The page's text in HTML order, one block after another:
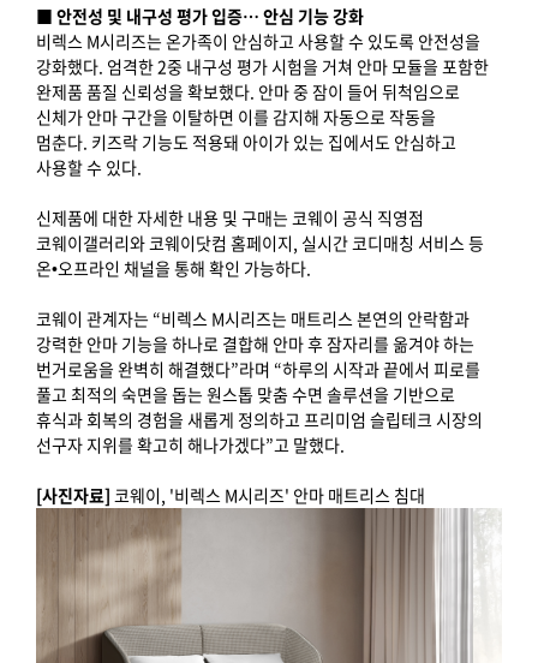
■ 안전성 및 내구성 평가 입증… 안심 기능 강화
비렉스 M시리즈는 온가족이 안심하고 사용할 수 있도록 안전성을
강화했다. 엄격한 2중 내구성 평가 시험을 거쳐 안마 모듈을 포함한
완제품 품질 신뢰성을 확보했다. 안마 중 잠이 들어 뒤척임으로
신체가 안마 구간을 이탈하면 이를 감지해 자동으로 작동을
멈춘다. 키즈락 기능도 적용돼 아이가 있는 집에서도 안심하고
사용할 수 있다.
신제품에 대한 자세한 내용 및 구매는 코웨이 공식 직영점
코웨이갤러리와 코웨이닷컴 홈페이지, 실시간 코디매칭 서비스 등
온•오프라인 채널을 통해 확인 가능하다.
코웨이 관계자는 “비렉스 M시리즈는 매트리스 본연의 안락함과
강력한 안마 기능을 하나로 결합해 안마 후 잠자리를 옮겨야 하는
번거로움을 완벽히 해결했다”라며 “하루의 시작과 끝에서 피로를
풀고 최적의 숙면을 돕는 원스톱 맞춤 수면 솔루션을 기반으로
휴식과 회복의 경험을 새롭게 정의하고 프리미엄 슬립테크 시장의
선구자 지위를 확고히 해나가겠다”고 말했다.
[사진자료] 코웨이, '비렉스 M시리즈' 안마 매트리스 침대